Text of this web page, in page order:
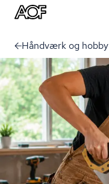
Håndværk og hobby